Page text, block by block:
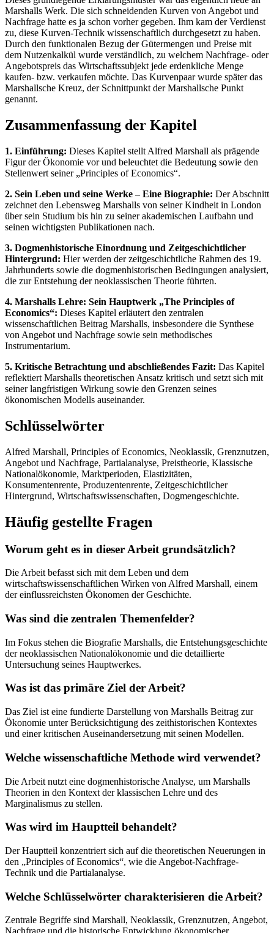
Marshalls Werk. Die sich schneidenden Kurven von Angebot und
Nachfrage hatte es ja schon vorher gegeben. Ihm kam der Verdienst
zu, diese Kurven-Technik wissenschaftlich durchgesetzt zu haben.
Durch den funktionalen Bezug der Gütermengen und Preise mit
dem Nutzenkalkül wurde verständlich, zu welchem Nachfrage- oder
Angebotspreis das Wirtschaftssubjekt jede erdenkliche Menge
kaufen- bzw. verkaufen möchte. Das Kurvenpaar wurde später das
Marshallsche Kreuz, der Schnittpunkt der Marshallsche Punkt
genannt.
Zusammenfassung der Kapitel
1. Einführung: Dieses Kapitel stellt Alfred Marshall als prägende
Figur der Ökonomie vor und beleuchtet die Bedeutung sowie den
Stellenwert seiner „Principles of Economics“.
2. Sein Leben und seine Werke – Eine Biographie: Der Abschnitt
zeichnet den Lebensweg Marshalls von seiner Kindheit in London
über sein Studium bis hin zu seiner akademischen Laufbahn und
seinen wichtigsten Publikationen nach.
3. Dogmenhistorische Einordnung und Zeitgeschichtlicher
Hintergrund: Hier werden der zeitgeschichtliche Rahmen des 19.
Jahrhunderts sowie die dogmenhistorischen Bedingungen analysiert,
die zur Entstehung der neoklassischen Theorie führten.
4. Marshalls Lehre: Sein Hauptwerk „The Principles of
Economics“: Dieses Kapitel erläutert den zentralen
wissenschaftlichen Beitrag Marshalls, insbesondere die Synthese
von Angebot und Nachfrage sowie sein methodisches
Instrumentarium.
5. Kritische Betrachtung und abschließendes Fazit: Das Kapitel
reflektiert Marshalls theoretischen Ansatz kritisch und setzt sich mit
seiner langfristigen Wirkung sowie den Grenzen seines
ökonomischen Modells auseinander.
Schlüsselwörter
Alfred Marshall, Principles of Economics, Neoklassik, Grenznutzen,
Angebot und Nachfrage, Partialanalyse, Preistheorie, Klassische
Nationalökonomie, Marktperioden, Elastizitäten,
Konsumentenrente, Produzentenrente, Zeitgeschichtlicher
Hintergrund, Wirtschaftswissenschaften, Dogmengeschichte.
Häufig gestellte Fragen
Worum geht es in dieser Arbeit grundsätzlich?
Die Arbeit befasst sich mit dem Leben und dem
wirtschaftswissenschaftlichen Wirken von Alfred Marshall, einem
der einflussreichsten Ökonomen der Geschichte.
Was sind die zentralen Themenfelder?
Im Fokus stehen die Biografie Marshalls, die Entstehungsgeschichte
der neoklassischen Nationalökonomie und die detaillierte
Untersuchung seines Hauptwerkes.
Was ist das primäre Ziel der Arbeit?
Das Ziel ist eine fundierte Darstellung von Marshalls Beitrag zur
Ökonomie unter Berücksichtigung des zeithistorischen Kontextes
und einer kritischen Auseinandersetzung mit seinen Modellen.
Welche wissenschaftliche Methode wird verwendet?
Die Arbeit nutzt eine dogmenhistorische Analyse, um Marshalls
Theorien in den Kontext der klassischen Lehre und des
Marginalismus zu stellen.
Was wird im Hauptteil behandelt?
Der Hauptteil konzentriert sich auf die theoretischen Neuerungen in
den „Principles of Economics“, wie die Angebot-Nachfrage-
Technik und die Partialanalyse.
Welche Schlüsselwörter charakterisieren die Arbeit?
Zentrale Begriffe sind Marshall, Neoklassik, Grenznutzen, Angebot,